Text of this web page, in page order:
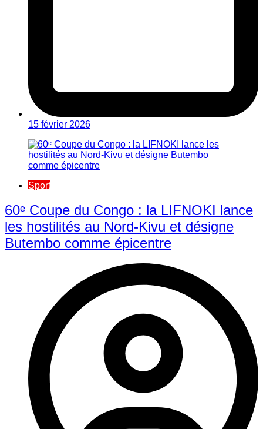
15 février 2026
Sport
60ᵉ Coupe du Congo : la LIFNOKI lance
les hostilités au Nord-Kivu et désigne
Butembo comme épicentre